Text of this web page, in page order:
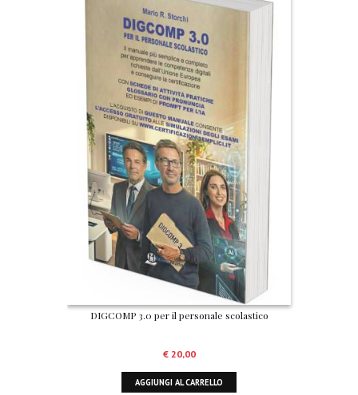
DIGCOMP 3.0 per il personale scolastico
€20,00
AGGIUNGI AL CARRELLO